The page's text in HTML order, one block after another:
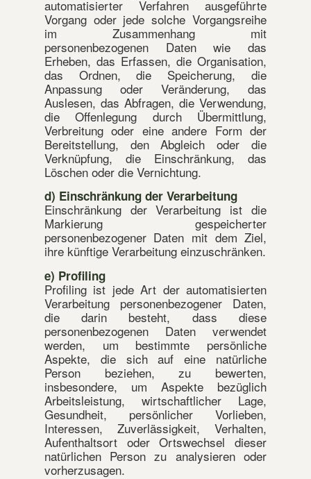
automatisierter Verfahren ausgeführte
Vorgang oder jede solche Vorgangsreihe
im Zusammenhang mit
personenbezogenen Daten wie das
Erheben, das Erfassen, die Organisation,
das Ordnen, die Speicherung, die
Anpassung oder Veränderung, das
Auslesen, das Abfragen, die Verwendung,
die Offenlegung durch Übermittlung,
Verbreitung oder eine andere Form der
Bereitstellung, den Abgleich oder die
Verknüpfung, die Einschränkung, das
Löschen oder die Vernichtung.
d) Einschränkung der Verarbeitung
Einschränkung der Verarbeitung ist die
Markierung gespeicherter
personenbezogener Daten mit dem Ziel,
ihre künftige Verarbeitung einzuschränken.
e) Profiling
Profiling ist jede Art der automatisierten
Verarbeitung personenbezogener Daten,
die darin besteht, dass diese
personenbezogenen Daten verwendet
werden, um bestimmte persönliche
Aspekte, die sich auf eine natürliche
Person beziehen, zu bewerten,
insbesondere, um Aspekte bezüglich
Arbeitsleistung, wirtschaftlicher Lage,
Gesundheit, persönlicher Vorlieben,
Interessen, Zuverlässigkeit, Verhalten,
Aufenthaltsort oder Ortswechsel dieser
natürlichen Person zu analysieren oder
vorherzusagen.